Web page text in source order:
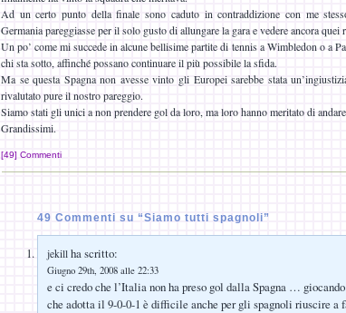
Ad un certo punto della finale sono caduto in contraddizione con me
Germania pareggiasse per il solo gusto di allungare la gara e vedere ancora quei
Un po’ come mi succede in alcune bellisime partite di tennis a Wimbledon o a
chi sta sotto, affinché possano continuare il più possibile la sfida.
Ma se questa Spagna non avesse vinto gli Europei sarebbe stata
rivalutato pure il nostro pareggio.
Siamo stati gli unici a non prendere gol da loro, ma loro hanno meritato di
Grandissimi.
[49] Commenti
49 Commenti su “Siamo tutti spagnoli”
jekill ha scritto:
Giugno 29th, 2008 alle 22:33
e ci credo che l’Italia non ha preso gol dalla Spagna …
che adotta il 9-0-0-1 è difficile anche per gli spagnoli riuscire a